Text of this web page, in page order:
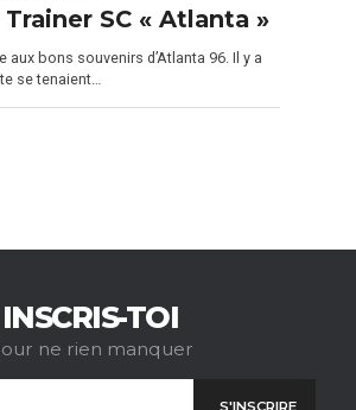
SC « Atlanta »
aux bons souvenirs d’Atlanta 96. Il y a
se tenaient…
INSCRIS-TOI
ne rien manquer